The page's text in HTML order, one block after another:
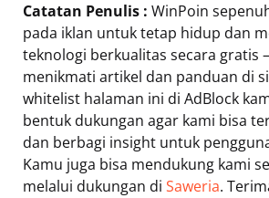
Catatan Penulis : WinPoin
pada iklan untuk tetap hidup dan
teknologi berkualitas secara gratis
menikmati artikel dan panduan di
whitelist halaman ini di AdBlock
bentuk dukungan agar kami bisa
dan berbagi insight untuk
Kamu juga bisa mendukung kami
melalui dukungan di Saweria.